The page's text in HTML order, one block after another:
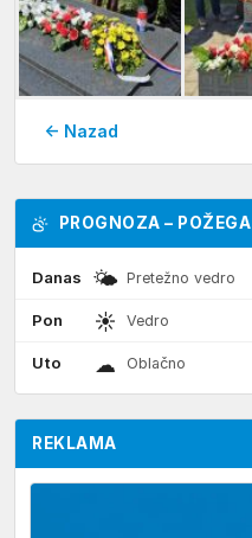
← Nazad
PROGNOZA – POŽEGA
Danas 🌤 Pretežno vedro
Pon ☀ Vedro
Uto ☁ Oblačno
REKLAMA